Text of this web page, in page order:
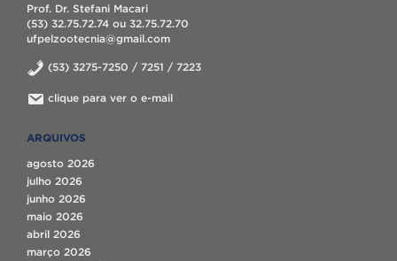
Prof. Dr. Stefani Macari
(53) 32.75.72.74 ou 32.75.72.70
ufpelzootecnia@gmail.com
(53) 3275-7250 / 7251 / 7223
clique para ver o e-mail
ARQUIVOS
agosto 2026
julho 2026
junho 2026
maio 2026
abril 2026
março 2026